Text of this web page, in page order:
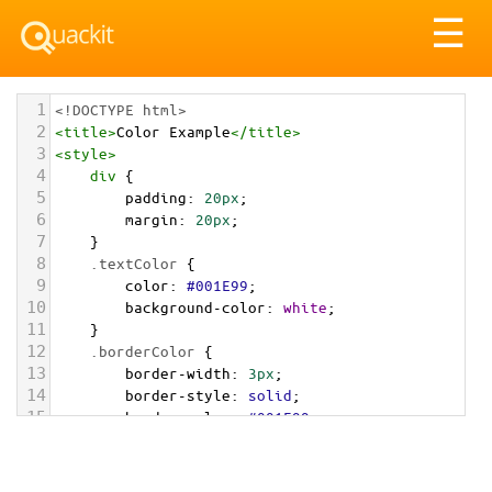
☰
1 <!DOCTYPE html>
2 <title>Color Example</title>
3 <style>
4 div {
5 padding: 20px;
6 margin: 20px;
7 }
8 .textColor {
9 color: #001E99;
10 background-color: white;
11 }
12 .borderColor {
13 border-width: 3px;
14 border-style: solid;
15 border-color: #001E99;